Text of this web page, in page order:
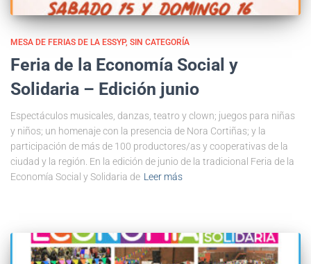
MESA DE FERIAS DE LA ESSYP SIN CATEGORÍA
Feria de la Economía Social y
Solidaria – Edición junio
Espectáculos musicales, danzas, teatro y clown; juegos para niñas
y niños; un homenaje con la presencia de Nora Cortiñas; y la
participación de más de 100 productores/as y cooperativas de la
ciudad y la región. En la edición de junio de la tradicional Feria de la
Economía Social y Solidaria de Leer más